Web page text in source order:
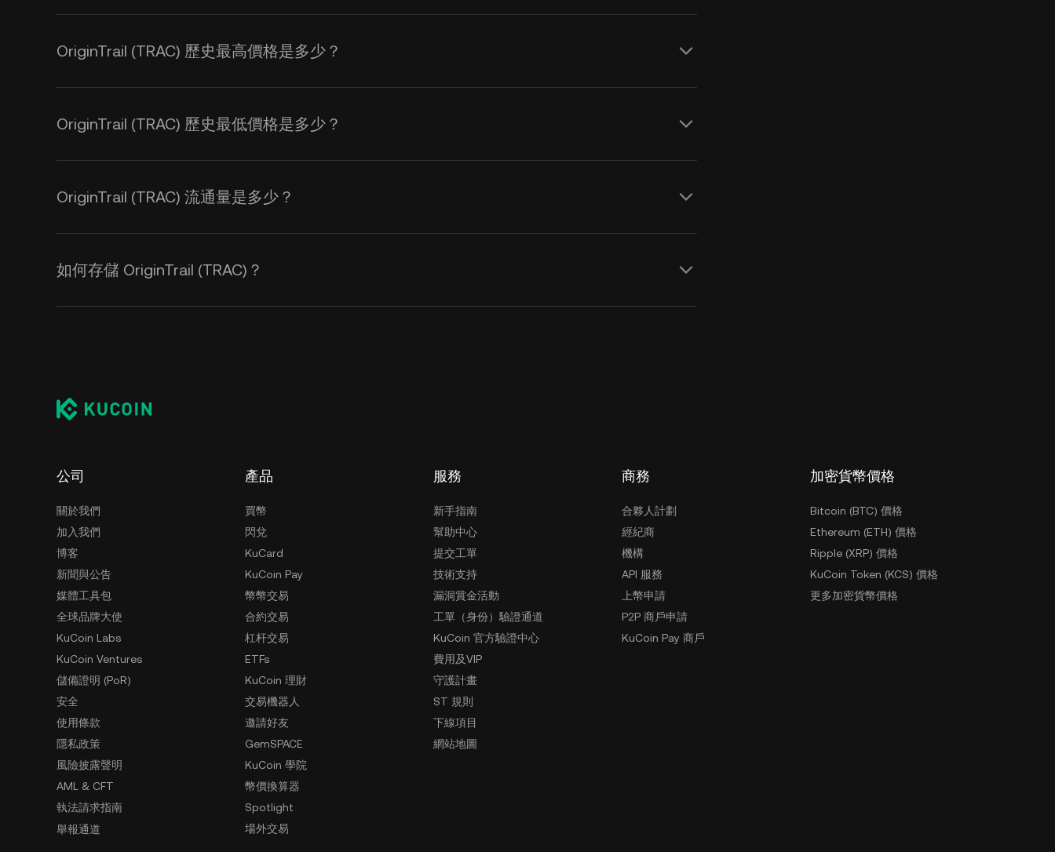
KuCoin 實時更新 OriginTrail(TRAC) 的 USD 價格，其價格受供需和市場情緒影
響 。您可使用 KuCoin 計算器獲取
OriginTrail (TRAC) 歷史最高價格是多少？
OriginTrail (TRAC) 歷史最低價格是多少？
OriginTrail (TRAC) 流通量是多少？
如何存儲 OriginTrail (TRAC)？
公司
關於我們
加入我們
博客
新聞與公告
媒體工具包
全球品牌大使
KuCoin Labs
KuCoin Ventures
儲備證明 (PoR)
安全
使用條款
隱私政策
風險披露聲明
AML & CFT
執法請求指南
舉報通道
產品
買幣
閃兌
KuCard
KuCoin Pay
幣幣交易
合約交易
杠杆交易
ETFs
KuCoin 理財
交易機器人
邀請好友
GemSPACE
KuCoin 學院
幣價換算器
Spotlight
場外交易
服務
新手指南
幫助中心
提交工單
技術支持
漏洞賞金活動
工單（身份）驗證通道
KuCoin 官方驗證中心
費用及VIP
守護計畫
ST 規則
下線項目
網站地圖
商務
合夥人計劃
經紀商
機構
API 服務
上幣申請
P2P 商戶申請
KuCoin Pay 商戶
加密貨幣價格
Bitcoin (BTC) 價格
Ethereum (ETH) 價格
Ripple (XRP) 價格
KuCoin Token (KCS) 價格
更多加密貨幣價格